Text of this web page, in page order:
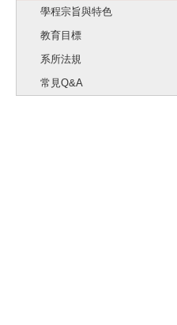
學程宗旨與特色
教育目標
系所法規
常見Q&A